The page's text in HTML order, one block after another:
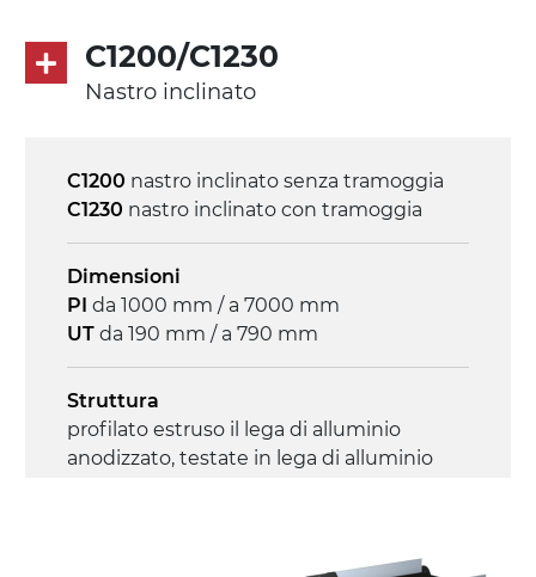
3.4 m/minuto
Controllo
C1200/C1230
Nastro inclinato
C1200 nastro inclinato senza tramoggia
C1230 nastro inclinato con tramoggia
Dimensioni
PI da 1000 mm / a 7000 mm
UT da 190 mm / a 790 mm
Struttura
profilato estruso il lega di alluminio
anodizzato, testate in lega di alluminio